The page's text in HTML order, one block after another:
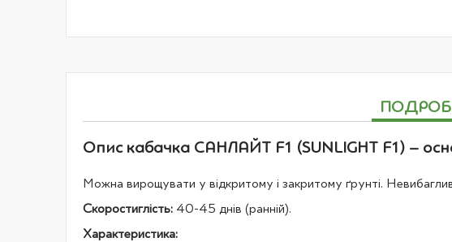
Опис кабачка САНЛАЙТ F1 (SUNLIGHT F1) –
Можна вирощувати у відкритому і закритому ґрунті.
Скоростиглість: 40-45 днів (ранній).
Характеристика: